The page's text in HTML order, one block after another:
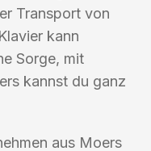
Transport von
kann
Sorge, mit
kannst du ganz
aus Moers